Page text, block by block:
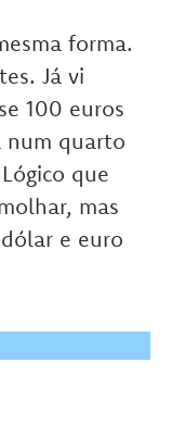
forma.
Já vi
100 euros
num quarto
que
mas
e euro